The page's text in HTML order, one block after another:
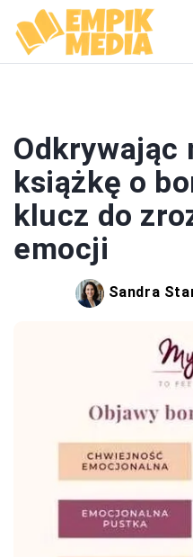
Odkrywając
książkę o
klucz do
emocji
Sandra